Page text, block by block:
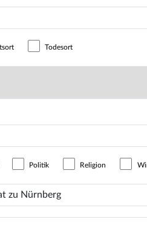
Todesort
Politik Religion